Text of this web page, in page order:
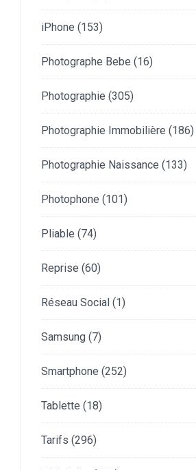
iPhone (153)
Photographe Bebe (16)
Photographie (305)
Photographie Immobilière (186)
Photographie Naissance (133)
Photophone (101)
Pliable (74)
Reprise (60)
Réseau Social (1)
Samsung (7)
Smartphone (252)
Tablette (18)
Tarifs (296)